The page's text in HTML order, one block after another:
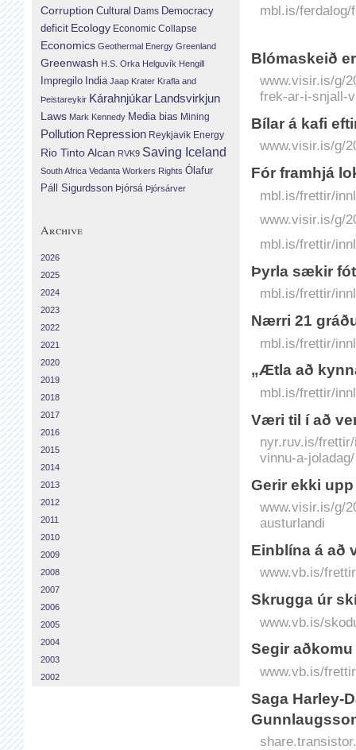
mbl.is/ferdalog/
Blóm­a­skeið
www.visir.is/g/
frek-ar-i-snjall-
Bílar á kafi
www.visir.is/g/
Fór framhjá
mbl.is/frettir/
www.visir.is/g/
mbl.is/frettir/
Þyrla sækir
mbl.is/frettir/
Nærri 21
mbl.is/frettir/
„Ætla að
mbl.is/frettir/
Væri til í að
nyr.ruv.is/
vinnu-a-joladag/
Gerir ekki
www.visir.is/g/
austurlandi
Einblína á að
www.vb.is/
Skrugga úr
www.vb.is/
Segir
www.vb.is/
Saga Harley-
Corruption Cultural Dams Democracy
deficit Ecology Economic Collapse
Economics Geothermal Energy Greenland
Greenwash H.S. Orka Helguvík Hengill
Impregilo India Jaap Krater Krafla and
Þeistareykir Kárahnjúkar Landsvirkjun
Laws Mark Kennedy Media bias Mining
Pollution Repression Reykjavik Energy
Rio Tinto Alcan RVK9 Saving Iceland
South Africa Vedanta Workers Rights Ólafur
Páll Sigurdsson Þjórsá Þjórsárver
Archive
2026
2025
2024
2023
2022
2021
2020
2019
2018
2017
2016
2015
2014
2013
2012
2011
2010
2009
2008
2007
2006
2005
2004
2003
2002